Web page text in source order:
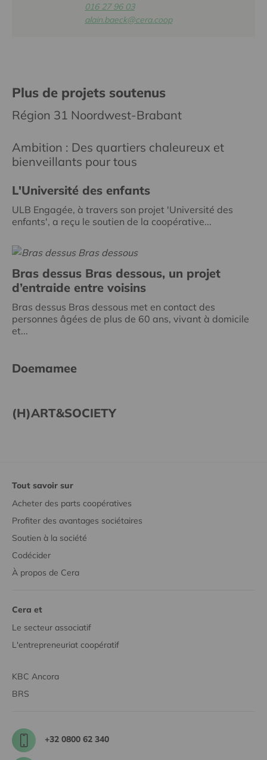
016 27 96 03
alain.baeck@cera.coop
Plus de projets soutenus
Région 31 Noordwest-Brabant
Ambition : Des quartiers chaleureux et
bienveillants pour tous
L'Université des enfants
ULB Engagée, à travers son projet 'Université des
enfants', a reçu le soutien de la coopérative...
Bras dessus Bras dessous, un projet
d’entraide entre voisins
Bras dessus Bras dessous met en contact des
personnes âgées de plus de 60 ans, vivant à domicile
et...
Doemamee
(H)ART&SOCIETY
Tout savoir sur
Acheter des parts coopératives
Profiter des avantages sociétaires
Soutien à la société
Codécider
À propos de Cera
Cera et
Le secteur associatif
L'entrepreneuriat coopératif
KBC Ancora
BRS
+32 0800 62 340